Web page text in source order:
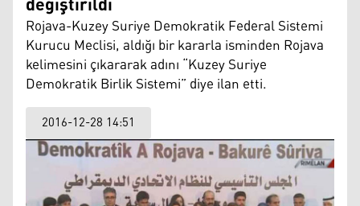
Rojava-Kuzey Suriye Demokratik Federal Sistemi
Kurucu Meclisi, aldığı bir kararla isminden Rojava
kelimesini çıkararak adını “Kuzey Suriye
Demokratik Birlik Sistemi” diye ilan etti.
2016-12-28 14:51